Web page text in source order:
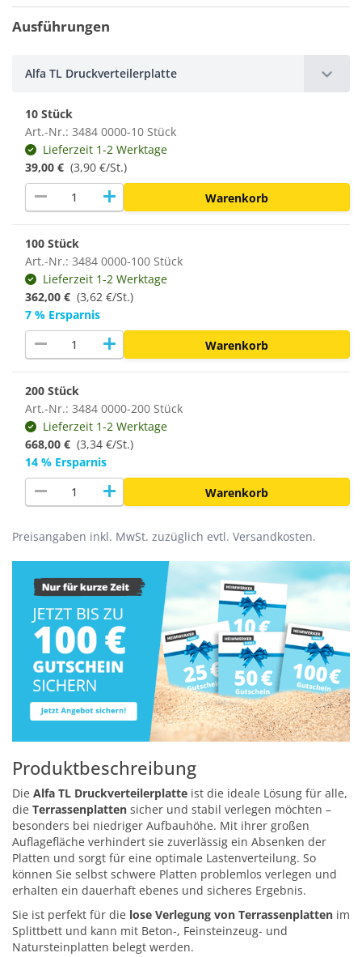
Ausführungen
Alfa TL Druckverteilerplatte
10 Stück
Art.-Nr.: 3484 0000-10 Stück
Lieferzeit 1-2 Werktage
39,00 € (3,90 €/St.)
remove add Warenkorb
100 Stück
Art.-Nr.: 3484 0000-100 Stück
Lieferzeit 1-2 Werktage
362,00 € (3,62 €/St.)
7 % Ersparnis
remove add Warenkorb
200 Stück
Art.-Nr.: 3484 0000-200 Stück
Lieferzeit 1-2 Werktage
668,00 € (3,34 €/St.)
14 % Ersparnis
remove add Warenkorb
Preisangaben inkl. MwSt. zuzüglich evtl. Versandkosten.
Produktbeschreibung
Die Alfa TL Druckverteilerplatte ist die ideale Lösung für alle,
die Terrassenplatten sicher und stabil verlegen möchten –
besonders bei niedriger Aufbauhöhe. Mit ihrer großen
Auflagefläche verhindert sie zuverlässig ein Absenken der
Platten und sorgt für eine optimale Lastenverteilung. So
können Sie selbst schwere Platten problemlos verlegen und
erhalten ein dauerhaft ebenes und sicheres Ergebnis.
Sie ist perfekt für die lose Verlegung von Terrassenplatten im
Splittbett und kann mit Beton-, Feinsteinzeug- und
Natursteinplatten belegt werden.